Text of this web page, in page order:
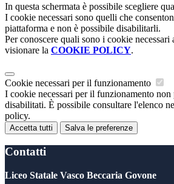
In questa schermata è possibile scegliere
I cookie necessari sono quelli che
piattaforma e non è possibile disabilitarli.
Per conoscere quali sono i cookie
visionare la COOKIE POLICY.
Cookie necessari per il funzionamento
I cookie necessari per il funzionamento non
disabilitati. È possibile consultare l'elenco
policy.
Accetta tutti Salva le preferenze
Contatti
Liceo Statale Vasco Beccaria Govone